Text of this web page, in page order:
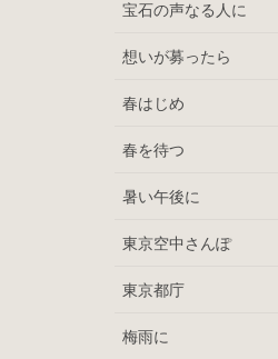
宝石の声なる人に
想いが募ったら
春はじめ
春を待つ
暑い午後に
東京空中さんぽ
東京都庁
梅雨に